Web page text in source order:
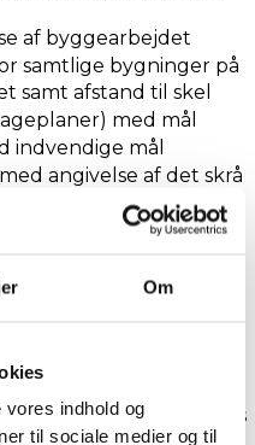
Om
indhold og
til sociale medier og til
af byggearbejdet
samtlige bygninger på
samt afstand til skel
med mål
indvendige mål
angivelse af det skrå
for tag og
(BBR)
skal der laves